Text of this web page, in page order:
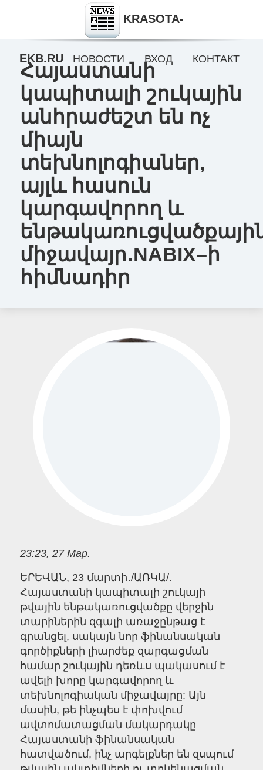
Հայաստանի
կապիտալի շուկային
անհրաժեշտ են ոչ
միայն
տեխնոլոգիաներ,
այլև հասուն
կարգավորող և
միջավայր․NABIX–ի
հիմնադիր
23:23, 27 Мар.
ԵՐԵՎԱՆ, 23 մարտի․/ԱՌԿԱ/․
Հայաստանի կապիտալի շուկայի
թվային ենթակառուցվածքը վերջին
տարիներին զգալի առաջընթաց է
գրանցել, սակայն նոր ֆինանսական
գործիքների լիարժեք զարգացման
համար շուկային դեռևս պակասում է
ավելի խորը կարգավորող և
տեխնոլոգիական միջավայրը: Այն
մասին, թե ինչպես է փոխվում
ավտոմատացման մակարդակը
Հայաստանի ֆինանսական
հատվածում, ինչ արգելքներ են զսպում
KRASOTA-
EKB.RU НОВОСТИ ВХОД КОНТАКТ